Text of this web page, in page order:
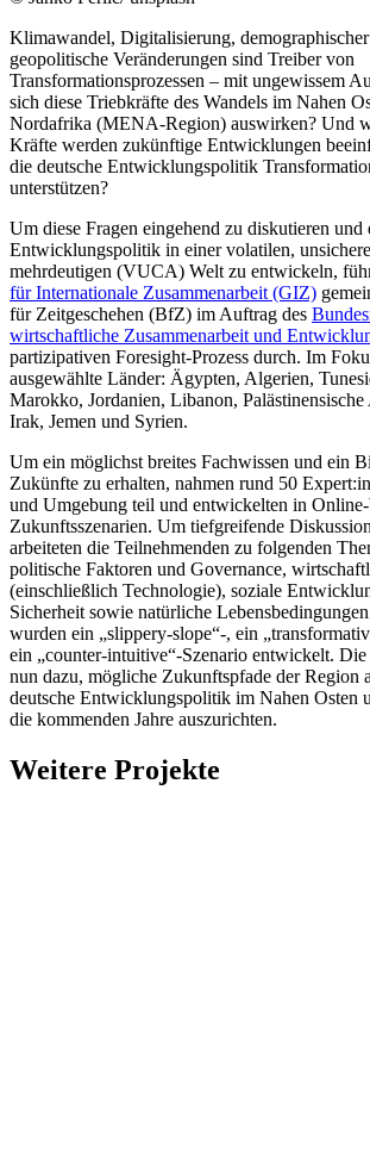
Klimawandel, Digitalisierung,
geopolitische Veränderungen sind Treiber von
Transformationsprozessen – mit ungewissem
sich diese Triebkräfte des Wandels im Nahen
Nordafrika (MENA-Region) auswirken? Und
Kräfte werden zukünftige Entwicklungen
die deutsche Entwicklungspolitik
unterstützen?
Um diese Fragen eingehend zu diskutieren und
Entwicklungspolitik in einer volatilen,
mehrdeutigen (VUCA) Welt zu entwickeln,
für Internationale Zusammenarbeit (GIZ)
für Zeitgeschehen (BfZ) im Auftrag des
wirtschaftliche Zusammenarbeit und
partizipativen Foresight-Prozess durch. Im
ausgewählte Länder: Ägypten, Algerien,
Marokko, Jordanien, Libanon,
Irak, Jemen und Syrien.
Um ein möglichst breites Fachwissen und ein
Zukünfte zu erhalten, nahmen rund 50
und Umgebung teil und entwickelten in
Zukunftsszenarien. Um tiefgreifende
arbeiteten die Teilnehmenden zu folgenden
politische Faktoren und Governance,
(einschließlich Technologie), soziale
Sicherheit sowie natürliche
wurden ein „slippery-slope“-, ein
ein „counter-intuitive“-Szenario entwickelt. Die
nun dazu, mögliche Zukunftspfade der Region
deutsche Entwicklungspolitik im Nahen Osten
die kommenden Jahre auszurichten.
Weitere Projekte